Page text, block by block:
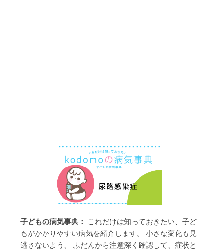
子どもの病気事典： これだけは知っておきたい、子ど
もがかかりやすい病気を紹介します。 小さな変化も見
逃さないよう、 ふだんから注意深く確認して、症状と